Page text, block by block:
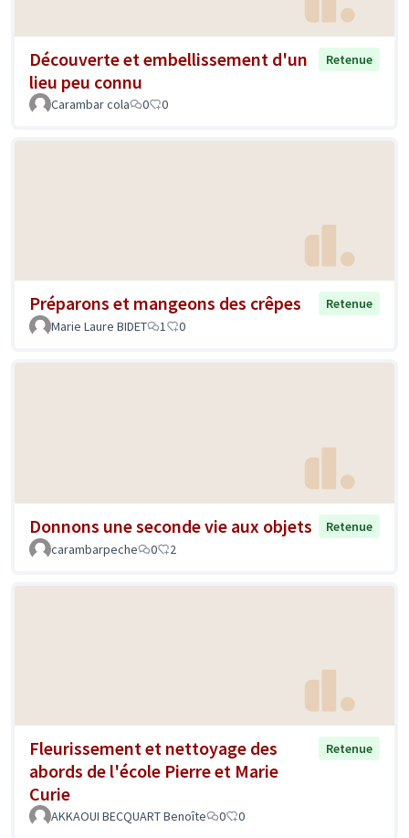
Découverte et embellissement d'un
lieu peu connu
Retenue
Carambar cola 0 0
Préparons et mangeons des crêpes
Retenue
Marie Laure BIDET
1 0
Donnons une seconde vie aux objets
Retenue
carambarpeche
0 2
Fleurissement et nettoyage des
abords de l'école Pierre et Marie
Curie
Retenue
AKKAOUI BECQUART Benoîte 0 0